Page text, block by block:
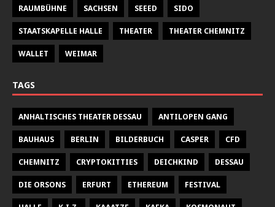
RAUMBÜHNE SACHSEN SEEED SIDO
STAATSKAPELLE HALLE THEATER THEATER CHEMNITZ
WALLET WEIMAR
TAGS
ANHALTISCHES THEATER DESSAU ANTILOPEN GANG
BAUHAUS BERLIN BILDERBUCH CASPER CFD
CHEMNITZ CRYPTOKITTIES DEICHKIND DESSAU
DIE ORSONS ERFURT ETHEREUM FESTIVAL